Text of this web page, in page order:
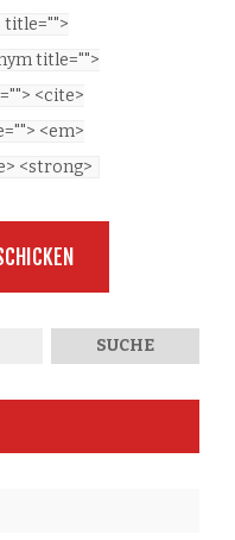
title="">
title="">
<cite>
<em>
<strong>